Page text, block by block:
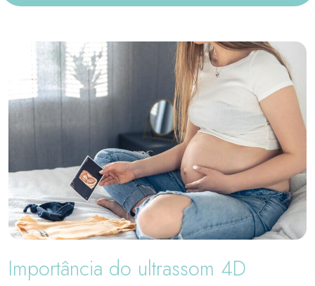
Importância do ultrassom 4D